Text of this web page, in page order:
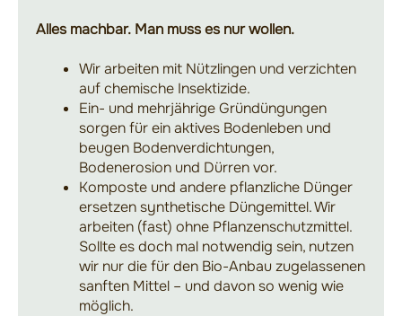
Alles machbar. Man muss es nur wollen.
Wir arbeiten mit Nützlingen und verzichten
auf chemische Insektizide.
Ein- und mehrjährige Gründüngungen
sorgen für ein aktives Bodenleben und
beugen Bodenverdichtungen,
Bodenerosion und Dürren vor.
Komposte und andere pflanzliche Dünger
ersetzen synthetische Düngemittel. Wir
arbeiten (fast) ohne Pflanzenschutzmittel.
Sollte es doch mal notwendig sein, nutzen
wir nur die für den Bio-Anbau zugelassenen
sanften Mittel – und davon so wenig wie
möglich.